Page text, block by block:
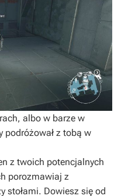
albo w barze w
podróżował z tobą w
z twoich potencjalnych
porozmawiaj z
stołami. Dowiesz się od